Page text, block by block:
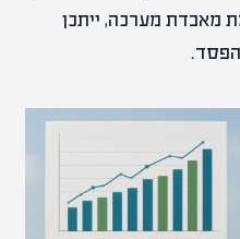
מאבדת מערכה, ייתכן